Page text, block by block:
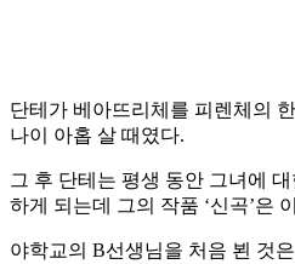
단테가 베아뜨리체를 피렌체의
나이 아홉 살 때였다.
그 후 단테는 평생 동안 그녀에
하게 되는데 그의 작품 ‘신곡’은
야학교의 B선생님을 처음 뵌 것